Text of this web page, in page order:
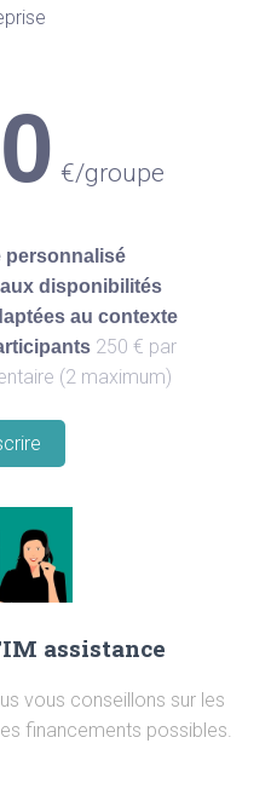
€/groupe
personnalisé
disponibilités
au contexte
250 € par
(2 maximum)
assistance
vous conseillons sur les
financements possibles.